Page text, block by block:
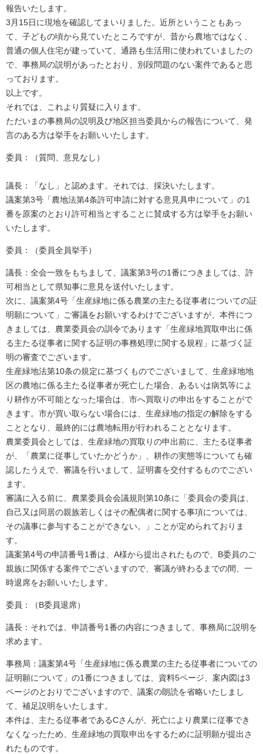
報告いたします。
3月15日に現地を確認してまいりました。近所ということもあっ
て、子どもの頃から見ていたところですが、昔から農地ではなく、
普通の個人住宅が建っていて、通路も生活用に使われていましたの
で、事務局の説明があったとおり、別段問題のない案件であると思
っております。
以上です。
それでは、これより質疑に入ります。
ただいまの事務局の説明及び地区担当委員からの報告について、発
言のある方は挙手をお願いいたします。
委員：（質問、意見なし）
議長：「なし」と認めます。それでは、採決いたします。
議案第3号「農地法第4条許可申請に対する意見具申について」の1
番を原案のとおり許可相当とすることに賛成する方は挙手をお願い
いたします。
委員：（委員全員挙手）
議長：全会一致をもちまして、議案第3号の1番につきましては、許
可相当として県知事に意見を送付いたします。
次に、議案第4号「生産緑地に係る農業の主たる従事者についての証
明願について」ご審議をお願いするわけでございますが、本件につ
きましては、農業委員会の訓令であります「生産緑地買取申出に係
る主たる従事者に関する証明の事務処理に関する規程」に基づく証
明の審査でございます。
生産緑地法第10条の規定に基づくものでございまして、生産緑地地
区の農地に係る主たる従事者が死亡した場合、あるいは病気等によ
り耕作が不可能となった場合は、市へ買取りの申出をすることがで
きます。市が買い取らない場合には、生産緑地の指定の解除をする
こととなり、最終的には農地転用が行われることとなります。
農業委員会としては、生産緑地の買取りの申出前に、主たる従事者
が、「農業に従事していたかどうか」、耕作の実態等についても確
認したうえで、審議を行いまして、証明書を交付するものでござい
ます。
審議に入る前に、農業委員会会議規則第10条に「委員会の委員は、
自己又は同居の親族若しくはその配偶者に関する事項については、
その議事に参与することができない。」ことが定められておりま
す。
議案第4号の申請番号1番は、A様から提出されたもので、B委員のご
親族に関係する案件でございますので、審議が終わるまでの間、一
時退席をお願いいたします。
委員：（B委員退席）
議長：それでは、申請番号1番の内容につきまして、事務局に説明を
求めます。
事務局：議案第4号「生産緑地に係る農業の主たる従事者についての
証明願について」の1番につきましては、資料5ページ、案内図は3
ページのとおりでございますので、議案の朗読を省略いたしまし
て、補足説明をいたします。
本件は、主たる従事者であるCさんが、死亡により農業に従事でき
なくなったため、生産緑地の買取申出をするために証明願が提出さ
れたものです。